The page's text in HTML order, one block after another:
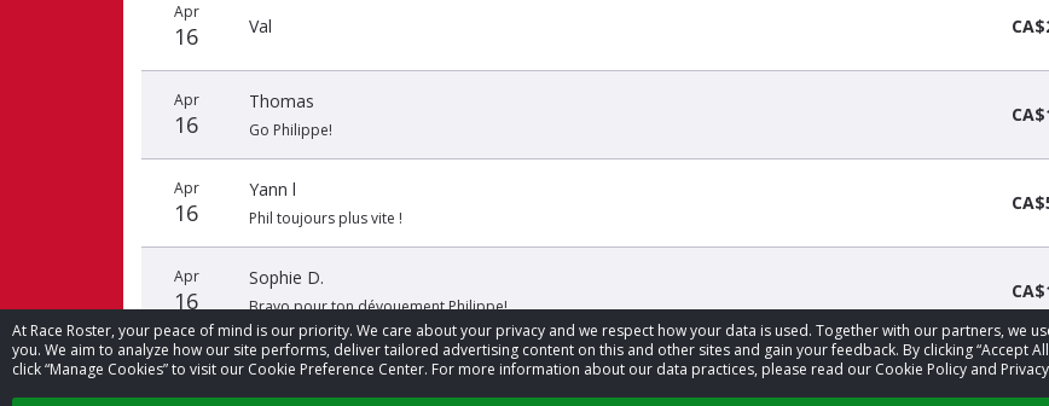
At Race Roster, your peace of mind is our priority. We care about your privacy and we respect how your data is used. Together with our partners, we
you. We aim to analyze how our site performs, deliver tailored advertising content on this and other sites and gain your feedback. By clicking “Accept
click “Manage Cookies” to visit our Cookie Preference Center. For more information about our data practices, please read our Cookie Policy and
Apr
16 Val
Apr
16
Thomas
Go Philippe!
Apr
16
Yann l
Phil toujours plus vite !
Apr
16
Sophie D.
Bravo pour ton dévouement Philippe!
‹ 1 2 3 4 ›